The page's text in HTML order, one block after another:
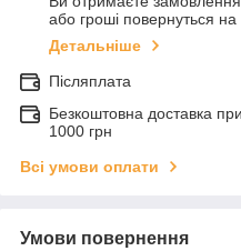
або гроші повернуться на
Детальніше
Післяплата
Безкоштовна доставка
1000 грн
Всі умови оплати
Умови повернення